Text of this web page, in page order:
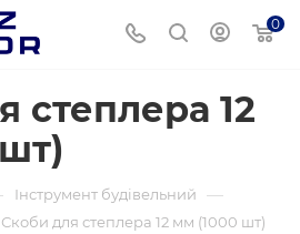
0
степлера 12
Інструмент будівельний —
Скоби для степлера 12 мм (1000 шт)